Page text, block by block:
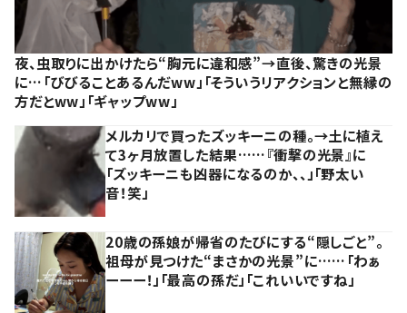
夜、虫取りに出かけたら“胸元に違和感”→直後、驚きの光景
に…「びびることあるんだww」「そういうリアクションと無縁の
方だとww」「ギャップww」
メルカリで買ったズッキーニの種。→土に植え
て3ヶ月放置した結果……『衝撃の光景』に
「ズッキーニも凶器になるのか、、」「野太い
音！笑」
20歳の孫娘が帰省のたびにする“隠しごと”。
祖母が見つけた“まさかの光景”に……「わぁ
ーーー！」「最高の孫だ」「これいいですね」